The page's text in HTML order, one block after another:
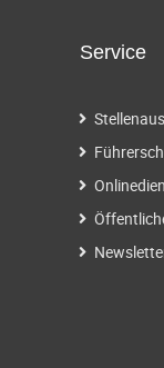
Service